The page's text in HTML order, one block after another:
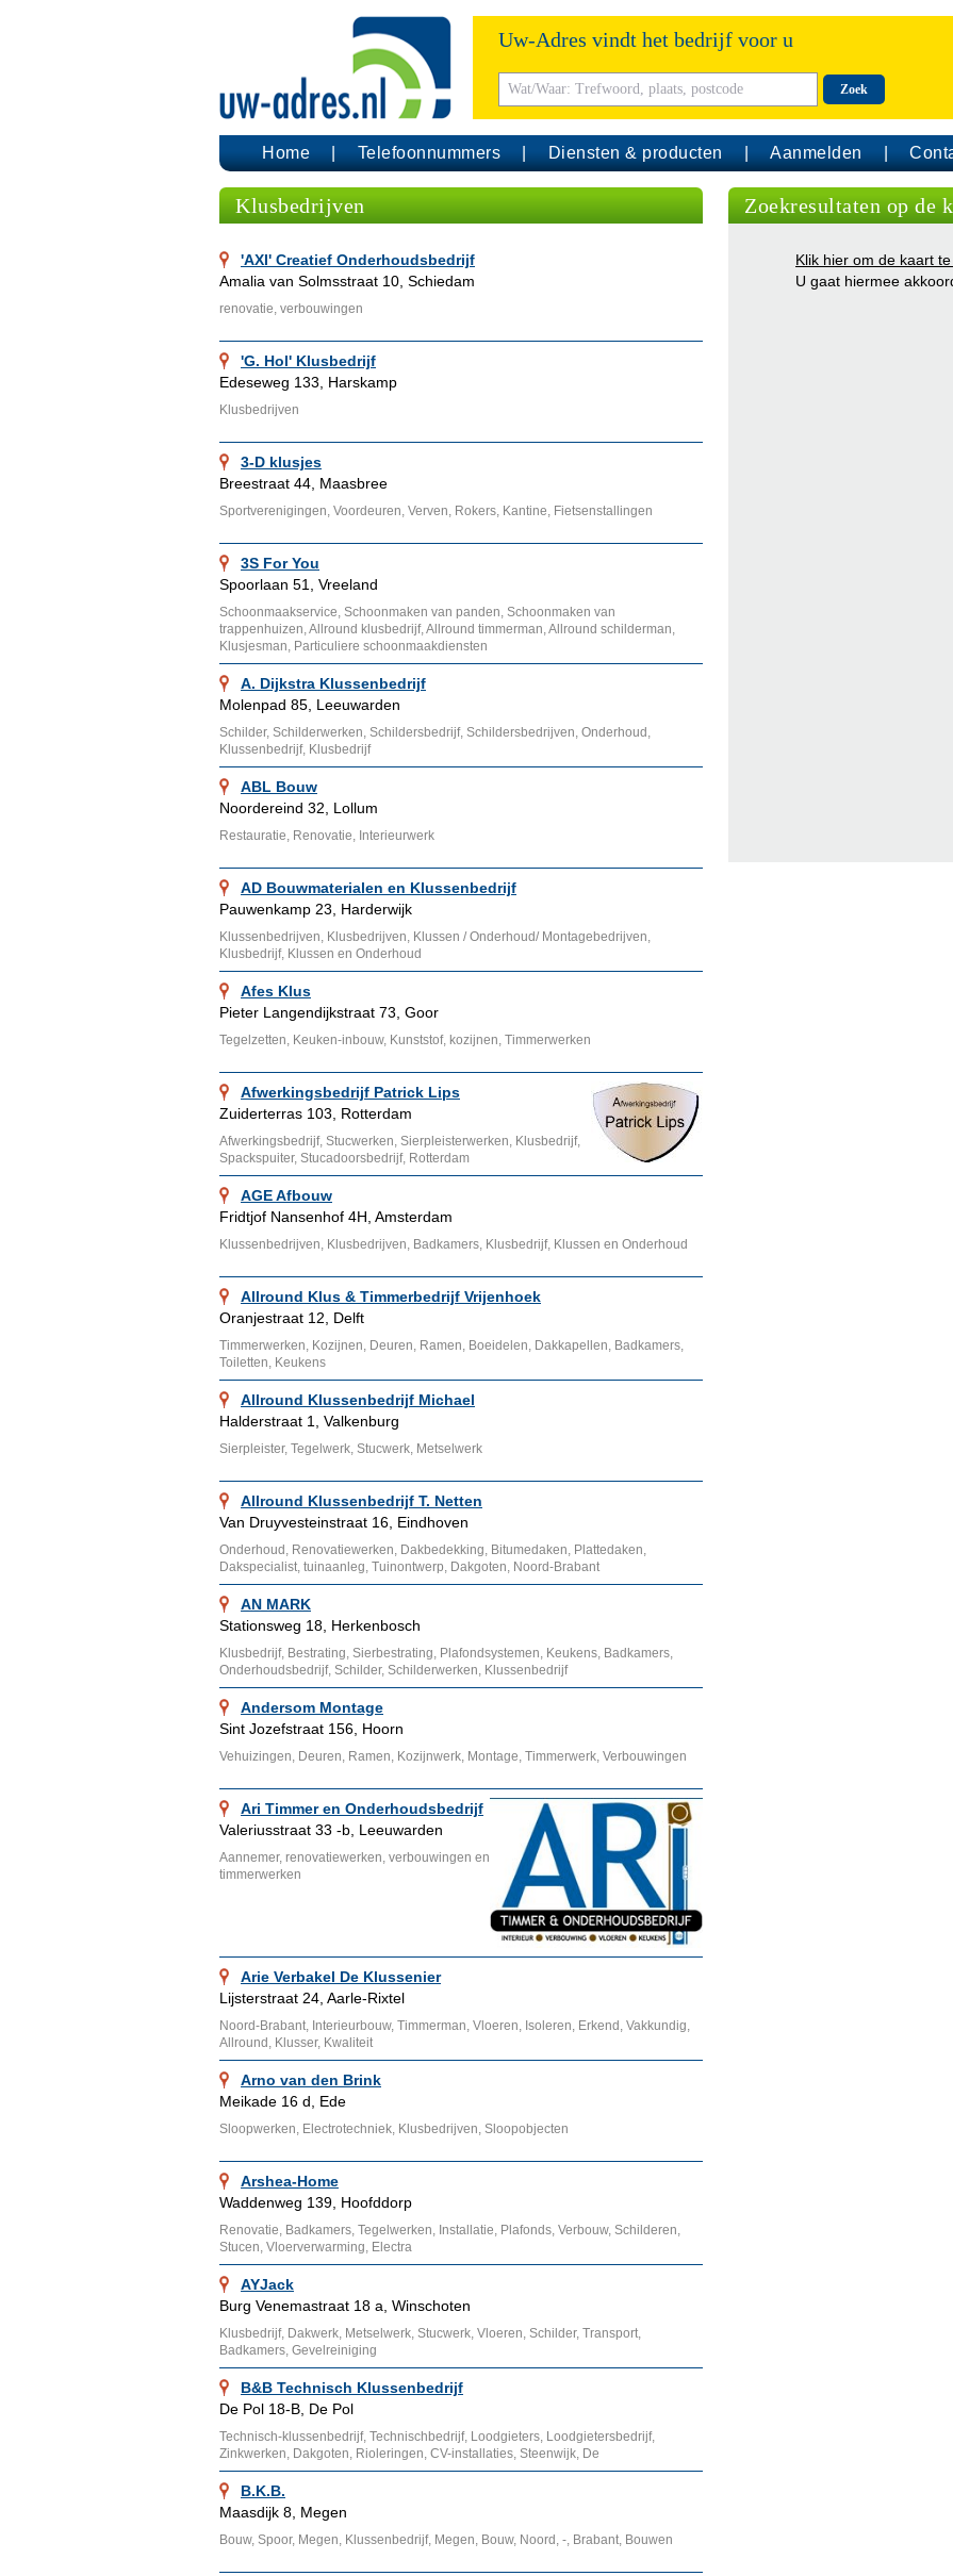
Uw-Adres vindt het bedrijf voor u
Zoek
Home Telefoonnummers Diensten & producten Aanmelden
Klusbedrijven
'AXI' Creatief Onderhoudsbedrijf
Amalia van Solmsstraat 10, Schiedam
renovatie, verbouwingen
'G. Hol' Klusbedrijf
Edeseweg 133, Harskamp
Klusbedrijven
3-D klusjes
Breestraat 44, Maasbree
Sportverenigingen, Voordeuren, Verven, Rokers, Kantine, Fietsenstallingen
3S For You
Spoorlaan 51, Vreeland
Schoonmaakservice, Schoonmaken van panden, Schoonmaken van
trappenhuizen, Allround klusbedrijf, Allround timmerman, Allround schilderman,
Klusjesman, Particuliere schoonmaakdiensten
A. Dijkstra Klussenbedrijf
Molenpad 85, Leeuwarden
Schilder, Schilderwerken, Schildersbedrijf, Schildersbedrijven, Onderhoud,
Klussenbedrijf, Klusbedrijf
ABL Bouw
Noordereind 32, Lollum
Restauratie, Renovatie, Interieurwerk
AD Bouwmaterialen en Klussenbedrijf
Pauwenkamp 23, Harderwijk
Klussenbedrijven, Klusbedrijven, Klussen / Onderhoud/ Montagebedrijven,
Klusbedrijf, Klussen en Onderhoud
Afes Klus
Pieter Langendijkstraat 73, Goor
Tegelzetten, Keuken-inbouw, Kunststof, kozijnen, Timmerwerken
Afwerkingsbedrijf Patrick Lips
Zuiderterras 103, Rotterdam
Afwerkingsbedrijf, Stucwerken, Sierpleisterwerken, Klusbedrijf,
Spackspuiter, Stucadoorsbedrijf, Rotterdam
AGE Afbouw
Fridtjof Nansenhof 4H, Amsterdam
Klussenbedrijven, Klusbedrijven, Badkamers, Klusbedrijf, Klussen en Onderhoud
Allround Klus & Timmerbedrijf Vrijenhoek
Oranjestraat 12, Delft
Timmerwerken, Kozijnen, Deuren, Ramen, Boeidelen, Dakkapellen, Badkamers,
Toiletten, Keukens
Allround Klussenbedrijf Michael
Halderstraat 1, Valkenburg
Sierpleister, Tegelwerk, Stucwerk, Metselwerk
Allround Klussenbedrijf T. Netten
Van Druyvesteinstraat 16, Eindhoven
Onderhoud, Renovatiewerken, Dakbedekking, Bitumedaken, Plattedaken,
Dakspecialist, tuinaanleg, Tuinontwerp, Dakgoten, Noord-Brabant
AN MARK
Stationsweg 18, Herkenbosch
Klusbedrijf, Bestrating, Sierbestrating, Plafondsystemen, Keukens, Badkamers,
Onderhoudsbedrijf, Schilder, Schilderwerken, Klussenbedrijf
Andersom Montage
Sint Jozefstraat 156, Hoorn
Vehuizingen, Deuren, Ramen, Kozijnwerk, Montage, Timmerwerk, Verbouwingen
Ari Timmer en Onderhoudsbedrijf
Valeriusstraat 33 -b, Leeuwarden
Aannemer, renovatiewerken, verbouwingen en
timmerwerken
Arie Verbakel De Klussenier
Lijsterstraat 24, Aarle-Rixtel
Noord-Brabant, Interieurbouw, Timmerman, Vloeren, Isoleren, Erkend, Vakkundig,
Allround, Klusser, Kwaliteit
Arno van den Brink
Meikade 16 d, Ede
Sloopwerken, Electrotechniek, Klusbedrijven, Sloopobjecten
Arshea-Home
Waddenweg 139, Hoofddorp
Renovatie, Badkamers, Tegelwerken, Installatie, Plafonds, Verbouw, Schilderen,
Stucen, Vloerverwarming, Electra
AYJack
Burg Venemastraat 18 a, Winschoten
Klusbedrijf, Dakwerk, Metselwerk, Stucwerk, Vloeren, Schilder, Transport,
Badkamers, Gevelreiniging
B&B Technisch Klussenbedrijf
De Pol 18-B, De Pol
Technisch-klussenbedrijf, Technischbedrijf, Loodgieters, Loodgietersbedrijf,
Zinkwerken, Dakgoten, Rioleringen, CV-installaties, Steenwijk, De
B.K.B.
Maasdijk 8, Megen
Bouw, Spoor, Megen, Klussenbedrijf, Megen, Bouw, Noord, -, Brabant, Bouwen
Zoekresultaten op de
Klik hier om de kaart te
U gaat hiermee